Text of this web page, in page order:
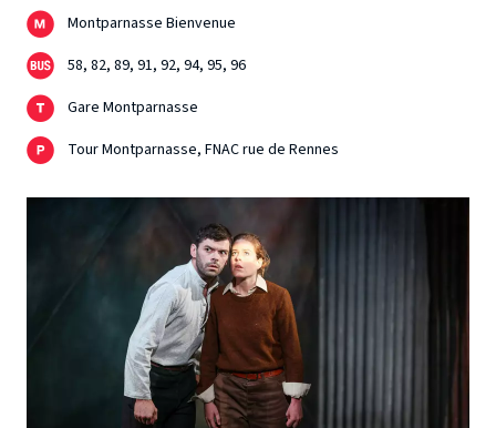
Montparnasse Bienvenue
58, 82, 89, 91, 92, 94, 95, 96
Gare Montparnasse
Tour Montparnasse, FNAC rue de Rennes